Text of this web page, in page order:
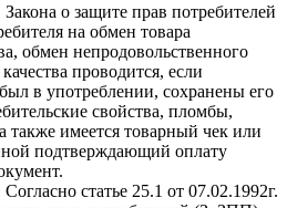
Закона о защите прав потребителей
на обмен товара
обмен непродовольственного
проводится, если
в употреблении, сохранены его
свойства, пломбы,
также имеется товарный чек или
подтверждающий оплату
статье 25.1 от 07.02.1992г.